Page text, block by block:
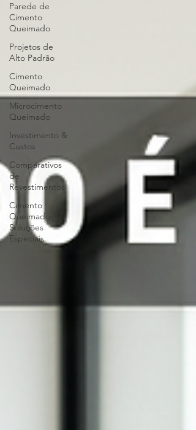
Parede de
Cimento
Queimado
Projetos de
Alto Padrão
Cimento
Queimado
Microcimento
Queimado
Investimento &
Custos
Comparativos
de
Revestimentos
Cimento
Queimado
Soluções
Especiais